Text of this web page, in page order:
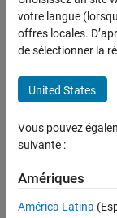
votre langue
offres locales.
de sélectionner la
United States
Vous pouvez
suivante :
Amériques
América Latina